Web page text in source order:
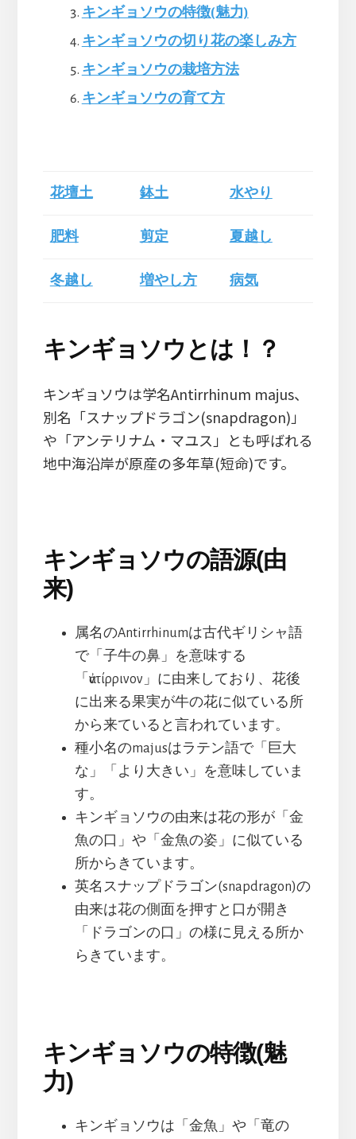
キンギョソウの特徴(魅力)
キンギョソウの切り花の楽しみ方
キンギョソウの栽培方法
キンギョソウの育て方
花壇土 鉢土 水やり
肥料 剪定 夏越し
冬越し 増やし方 病気
キンギョソウとは！？
キンギョソウは学名Antirrhinum majus、
別名「スナップドラゴン(snapdragon)」
や「アンテリナム・マユス」とも呼ばれる
地中海沿岸が原産の多年草(短命)です。
キンギョソウの語源(由
来)
属名のAntirrhinumは古代ギリシャ語
で「子牛の鼻」を意味する
「ἀντίρρινον」に由来しており、花後
に出来る果実が牛の花に似ている所
から来ていると言われています。
種小名のmajusはラテン語で「巨大
な」「より大きい」を意味していま
す。
キンギョソウの由来は花の形が「金
魚の口」や「金魚の姿」に似ている
所からきています。
英名スナップドラゴン(snapdragon)の
由来は花の側面を押すと口が開き
「ドラゴンの口」の様に見える所か
らきています。
キンギョソウの特徴(魅
力)
キンギョソウは「金魚」や「竜の